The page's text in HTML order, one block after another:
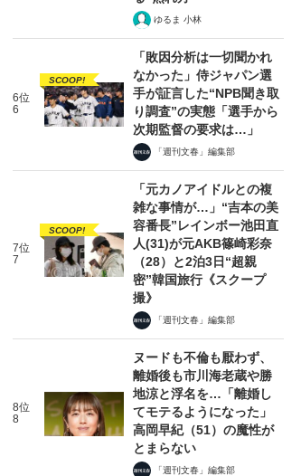
ゆるま 小林
6位
6
SCOOP!
「敗因分析は一切聞かれ
なかった」侍ジャパン選
手が証言した“NPB聞き取
り調査”の実態「選手から
次期監督の要求は…」
「週刊文春」編集部
7位
7
SCOOP!
「元カノアイドルとの複
雑な事情が…」“吉本の美
容番長”レインボー池田直
人(31)が元AKB篠崎彩奈
（28）と2泊3日“超親
密”韓国旅行《スクープ
撮》
「週刊文春」編集部
8位
8
ヌードも不倫も厭わず、
離婚後も市川海老蔵や勝
地涼と浮名を…「離婚し
てモテるようになった」
高岡早紀（51）の魔性が
とまらない
「週刊文春」編集部